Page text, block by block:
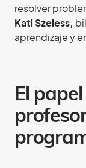
resolver
Kati Szeless,
aprendizaje y
El